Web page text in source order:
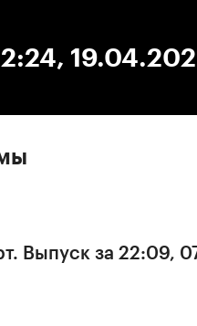
Выпуск за 22:09,